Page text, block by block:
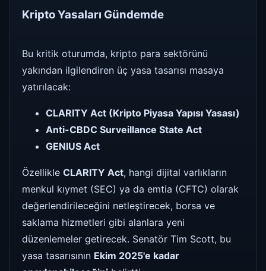
Kripto Yasaları Gündemde
Bu kritik oturumda, kripto para sektörünü
yakından ilgilendiren üç yasa tasarısı masaya
yatırılacak:
CLARITY Act (Kripto Piyasa Yapısı Yasası)
Anti-CBDC Surveillance State Act
GENIUS Act
Özellikle CLARITY Act, hangi dijital varlıkların
menkul kıymet (SEC) ya da emtia (CFTC) olarak
değerlendirileceğini netleştirecek, borsa ve
saklama hizmetleri gibi alanlara yeni
düzenlemeler getirecek. Senatör Tim Scott, bu
yasa tasarısının Ekim 2025'e kadar